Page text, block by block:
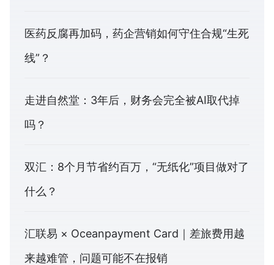
医药反腐再加码，药企营销如何守住合规“生死
线”？
走进自然堂：3年后，财务会完全被AI取代掉
吗？
双汇：8个月节省约百万，“无纸化”项目做对了
什么？
汇联易 × Oceanpayment Card｜差旅费用越
来越难管，问题可能不在报销